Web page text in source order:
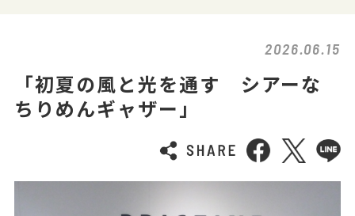
2026.06.15
「初夏の風と光を通す シアーな
ちりめんギャザー」